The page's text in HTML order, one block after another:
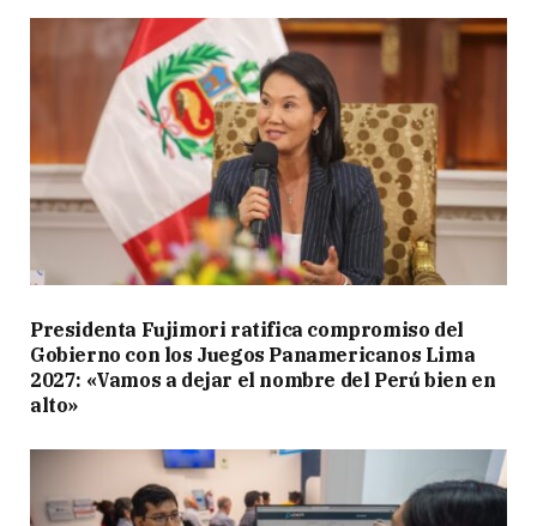
Presidenta Fujimori ratifica compromiso del
Gobierno con los Juegos Panamericanos Lima
2027: «Vamos a dejar el nombre del Perú bien en
alto»